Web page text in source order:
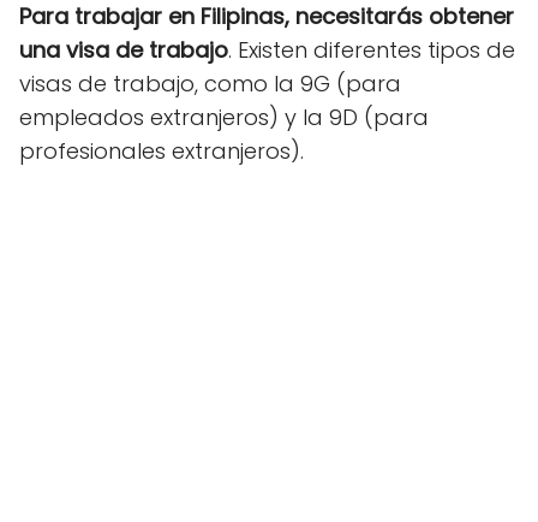
Para trabajar en Filipinas, necesitarás obtener
una visa de trabajo. Existen diferentes tipos de
visas de trabajo, como la 9G (para
empleados extranjeros) y la 9D (para
profesionales extranjeros).